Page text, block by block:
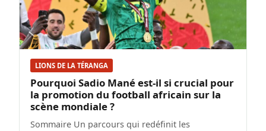
LIONS DE LA TÉRANGA
Pourquoi Sadio Mané est-il si crucial pour
la promotion du football africain sur la
scène mondiale ?
Sommaire Un parcours qui redéfinit les